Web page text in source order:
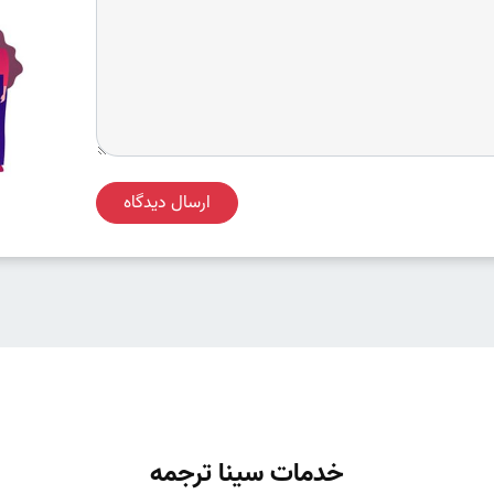
ارسال دیدگاه
خدمات سینا ترجمه